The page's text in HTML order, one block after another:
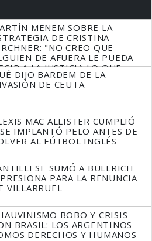
MENEM SOBRE LA
DE CRISTINA
"NO CREO QUE
DE AFUERA LE PUEDA
A LA JUSTICIA LO QUE
QUE HACER"
DIJO BARDEM DE LA
DE CEUTA
MAC ALLISTER CUMPLIÓ
IMPLANTÓ PELO ANTES DE
AL FÚTBOL INGLÉS
SE SUMÓ A BULLRICH
PARA LA RENUNCIA
VILLARRUEL
BOBO Y CRISIS
BRASIL: LOS ARGENTINOS
DERECHOS Y HUMANOS